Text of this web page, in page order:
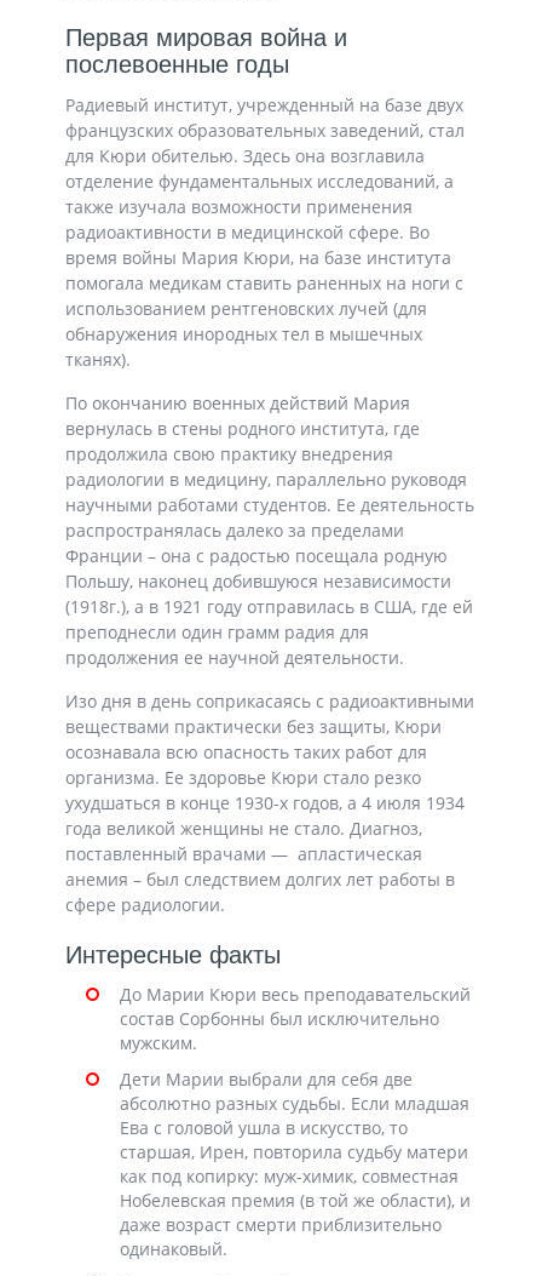
Первая мировая война и
послевоенные годы
Радиевый институт, учрежденный на базе двух
французских образовательных заведений, стал
для Кюри обителью. Здесь она возглавила
отделение фундаментальных исследований, а
также изучала возможности применения
радиоактивности в медицинской сфере. Во
время войны Мария Кюри, на базе института
помогала медикам ставить раненных на ноги с
использованием рентгеновских лучей (для
обнаружения инородных тел в мышечных
тканях).
По окончанию военных действий Мария
вернулась в стены родного института, где
продолжила свою практику внедрения
радиологии в медицину, параллельно руководя
научными работами студентов. Ее деятельность
распространялась далеко за пределами
Франции – она с радостью посещала родную
Польшу, наконец добившуюся независимости
(1918г.), а в 1921 году отправилась в США, где ей
преподнесли один грамм радия для
продолжения ее научной деятельности.
Изо дня в день соприкасаясь с радиоактивными
веществами практически без защиты, Кюри
осознавала всю опасность таких работ для
организма. Ее здоровье Кюри стало резко
ухудшаться в конце 1930-х годов, а 4 июля 1934
года великой женщины не стало. Диагноз,
поставленный врачами — апластическая
анемия – был следствием долгих лет работы в
сфере радиологии.
Интересные факты
До Марии Кюри весь преподавательский
состав Сорбонны был исключительно
мужским.
Дети Марии выбрали для себя две
абсолютно разных судьбы. Если младшая
Ева с головой ушла в искусство, то
старшая, Ирен, повторила судьбу матери
как под копирку: муж-химик, совместная
Нобелевская премия (в той же области), и
даже возраст смерти приблизительно
одинаковый.